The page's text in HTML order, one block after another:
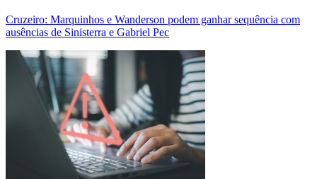
Cruzeiro: Marquinhos e Wanderson podem ganhar sequência com
ausências de Sinisterra e Gabriel Pec